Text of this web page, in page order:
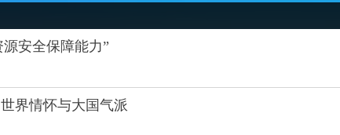
安全保障能力”
界情怀与大国气派